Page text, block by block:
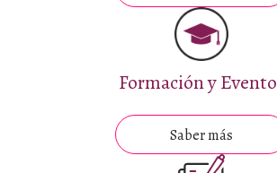
Formación y
Saber más